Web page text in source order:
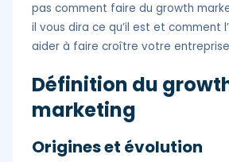
pas comment faire du growth
il vous dira ce qu’il est et comment
aider à faire croître votre
Définition du
marketing
Origines et évolution